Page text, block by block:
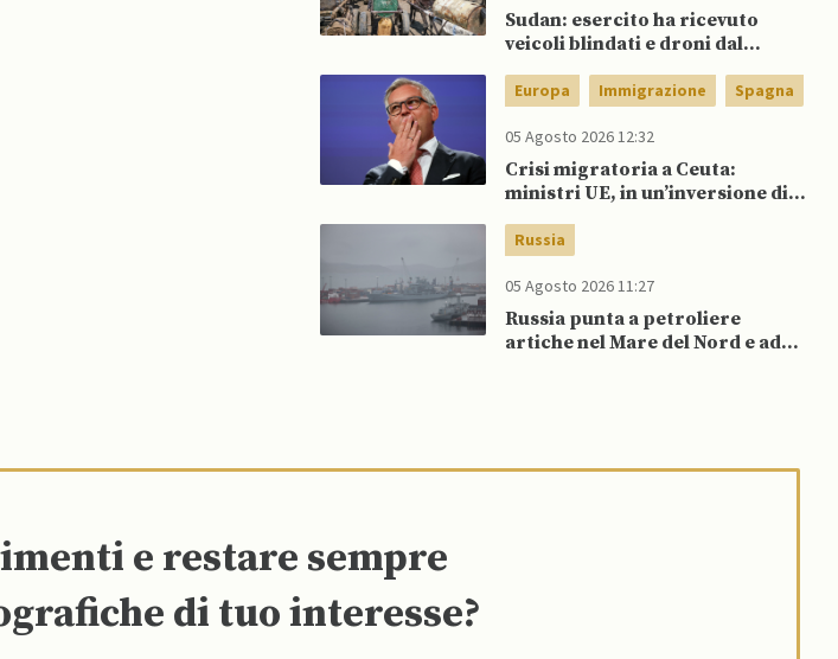
Sudan: esercito ha ricevuto
veicoli blindati e droni dal
Europa Immigrazione Spagna
05 Agosto 2026 12:32
Crisi migratoria a Ceuta:
ministri UE, in un’inversione di
sostegno della Spagna
Russia
05 Agosto 2026 11:27
Russia punta a petroliere
artiche nel Mare del Nord e ad
e restare sempre
di tuo interesse?